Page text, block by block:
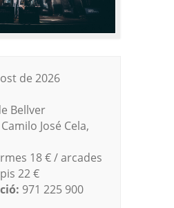
de 2026
Bellver
José Cela,
18 € / arcades
22 €
971 225 900